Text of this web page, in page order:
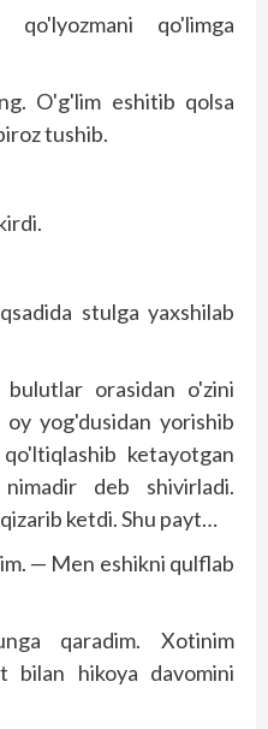
qo'lyozmani qo'limga
O'g'lim eshitib qolsa
tushib.
stulga yaxshilab
orasidan o'zini
yog'dusidan yorishib
ketayotgan
deb shivirladi.
ketdi. Shu payt…
— Men eshikni qulflab
qaradim. Xotinim
bilan hikoya davomini